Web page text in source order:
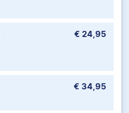
€ 24,95
€ 34,95